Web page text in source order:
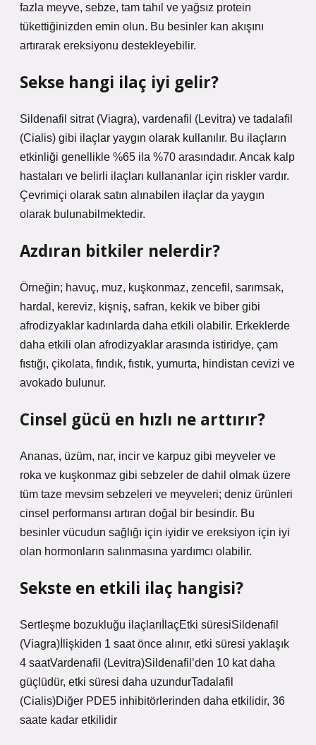
fazla meyve, sebze, tam tahıl ve yağsız protein
tükettiğinizden emin olun. Bu besinler kan akışını
artırarak ereksiyonu destekleyebilir.
Sekse hangi ilaç iyi gelir?
Sildenafil sitrat (Viagra), vardenafil (Levitra) ve tadalafil
(Cialis) gibi ilaçlar yaygın olarak kullanılır. Bu ilaçların
etkinliği genellikle %65 ila %70 arasındadır. Ancak kalp
hastaları ve belirli ilaçları kullananlar için riskler vardır.
Çevrimiçi olarak satın alınabilen ilaçlar da yaygın
olarak bulunabilmektedir.
Azdıran bitkiler nelerdir?
Örneğin; havuç, muz, kuşkonmaz, zencefil, sarımsak,
hardal, kereviz, kişniş, safran, kekik ve biber gibi
afrodizyaklar kadınlarda daha etkili olabilir. Erkeklerde
daha etkili olan afrodizyaklar arasında istiridye, çam
fıstığı, çikolata, fındık, fıstık, yumurta, hindistan cevizi ve
avokado bulunur.
Cinsel gücü en hızlı ne arttırır?
Ananas, üzüm, nar, incir ve karpuz gibi meyveler ve
roka ve kuşkonmaz gibi sebzeler de dahil olmak üzere
tüm taze mevsim sebzeleri ve meyveleri; deniz ürünleri
cinsel performansı artıran doğal bir besindir. Bu
besinler vücudun sağlığı için iyidir ve ereksiyon için iyi
olan hormonların salınmasına yardımcı olabilir.
Sekste en etkili ilaç hangisi?
Sertleşme bozukluğu ilaçlarıİlaçEtki süresiSildenafil
(Viagra)İlişkiden 1 saat önce alınır, etki süresi yaklaşık
4 saatVardenafil (Levitra)Sildenafil’den 10 kat daha
güçlüdür, etki süresi daha uzundurTadalafil
(Cialis)Diğer PDE5 inhibitörlerinden daha etkilidir, 36
saate kadar etkilidir